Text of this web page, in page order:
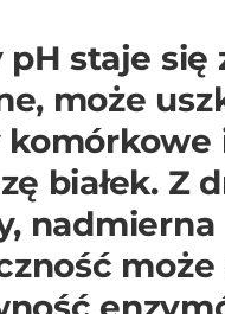
pH staje się
może
komórkowe
białek. Z
nadmierna
może